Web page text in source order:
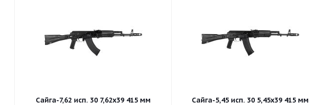
Сайга-7,62 исп. 30 7,62x39 415 мм
Сайга-5,45 исп. 30 5,45x39 415 мм